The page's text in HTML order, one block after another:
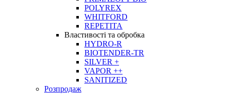
POLYREX
WHITFORD
REPETITA
Властивості та обробка
HYDRO-R
BIOTENDER-TR
SILVER +
VAPOR ++
SANITIZED
Розпродаж